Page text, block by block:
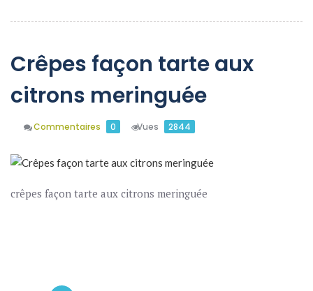
Crêpes façon tarte aux
citrons meringuée
Commentaires 0 Vues 2844
crêpes façon tarte aux citrons meringuée